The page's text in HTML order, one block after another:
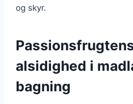
og skyr.
alsidighed i
bagning